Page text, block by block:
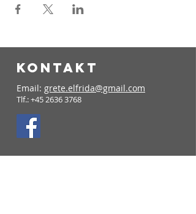
KONTAKT
Email: grete.elfrida@gmail.com
Tlf.:+45 2636 3768